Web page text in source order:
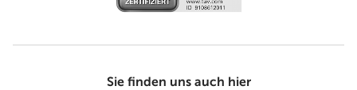
Sie finden uns auch hier